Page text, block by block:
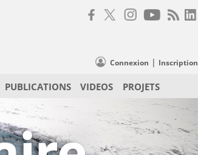
Connexion | Inscription
PUBLICATIONS VIDEOS PROJETS